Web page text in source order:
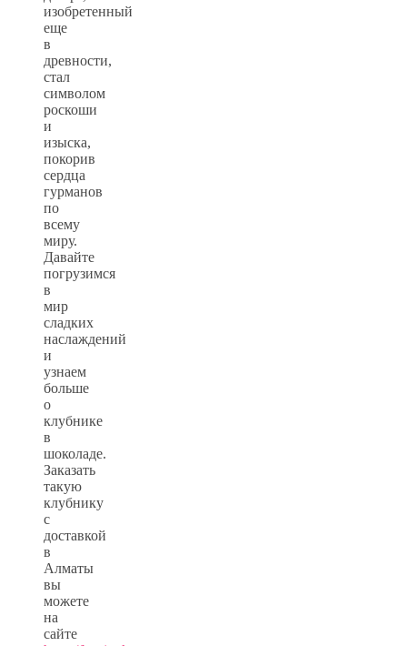
изобретенный
еще
в
древности,
стал
символом
роскоши
и
изыска,
покорив
сердца
гурманов
по
всему
миру.
Давайте
погрузимся
в
мир
сладких
наслаждений
и
узнаем
больше
о
клубнике
в
шоколаде.
Заказать
такую
клубнику
с
доставкой
в
Алматы
вы
можете
на
сайте